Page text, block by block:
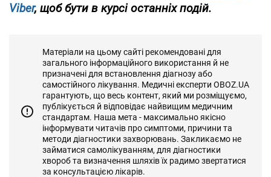
Viber, щоб бути в курсі останніх подій.
Матеріали на цьому сайті рекомендовані для
загального інформаційного використання й не
призначені для встановлення діагнозу або
самостійного лікування. Медичні експерти OBOZ.UA
гарантують, що весь контент, який ми розміщуємо,
публікується й відповідає найвищим медичним
стандартам. Наша мета - максимально якісно
інформувати читачів про симптоми, причини та
методи діагностики захворювань. Закликаємо не
займатися самолікуванням, для діагностики
хвороб та визначення шляхів їх радимо звертатися
за консультацією лікарів.